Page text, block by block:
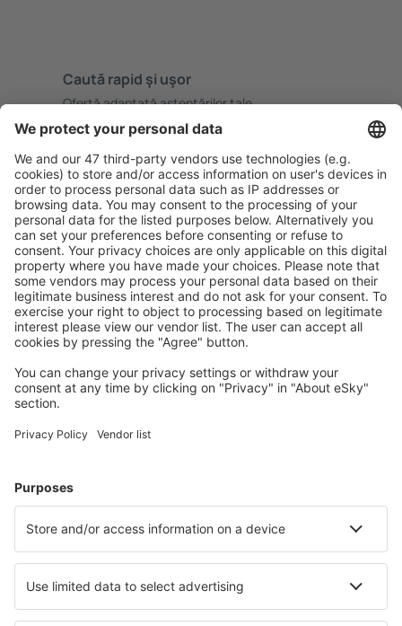
Caută rapid şi uşor
Ofertă adaptată aşteptărilor tale.
Planifică ȋn siguranţă
Rezervare fără griji cu opțiune gratuită de anulare.
Economiseşte mai mult
Prețuri atractive și oferte speciale pentru utilizatorii
conectați.
Cazarea preferată
Alege din peste 1,3 mil. de opţiuni: hoteluri, cabane,
Cele mai căutate cazări de către utilizatorii eSky
Cazare în Rethimnon
Cazare în Atena Cazare în Chania Cazare în Paros
Cazare în Kriopigi Cazare în Dhivaráta
Cazare în Marathon Cazare în Aghios Georgios (Santorini)